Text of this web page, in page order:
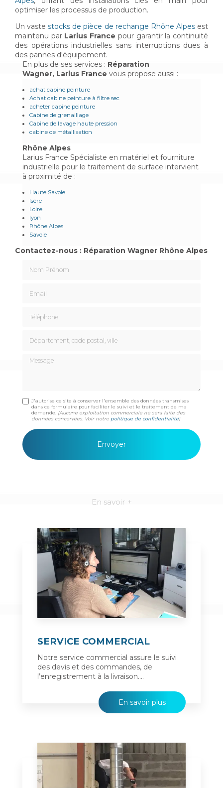
optimiser les processus de production.
Un vastestocks de pièce de rechange Rhône Alpesest
maintenu par Larius France pour garantir la continuité
des opérations industrielles sans interruptions dues à
des pannes d'équipement.
En plus de ses services : Réparation
Wagner, Larius France vous propose aussi :
achat cabine peinture
Achat cabine peinture à filtre sec
acheter cabine peinture
Cabine de grenaillage
Cabine de lavage haute pression
cabine de métallisation
Rhône Alpes
Larius France Spécialiste en matériel et fourniture
industrielle pour le traitement de surface intervient
à proximité de :
Haute Savoie
Isère
Loire
lyon
Rhône Alpes
Savoie
Contactez-nous : Réparation Wagner Rhône Alpes
Message
J'autorise ce site à conserver l'ensemble des données transmises
dans ce formulaire pour faciliter le suivi et le traitement de ma
demande. (Aucune exploitation commerciale ne sera faite des
données concervées. Voir notre politique de confidentialité)
En savoir +
SERVICE COMMERCIAL
Notre service commercial assure le suivi
des devis et des commandes, de
l’enregistrement à la livraison....
En savoir plus